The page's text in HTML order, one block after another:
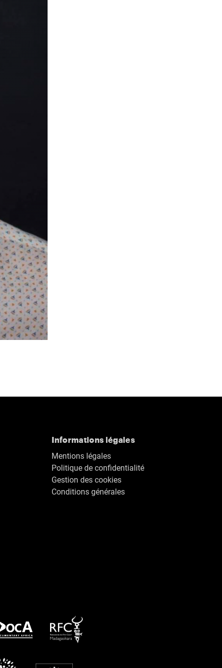
Informations légales
Mentions légales
Politique de confidentialité
Gestion des cookies
Conditions générales